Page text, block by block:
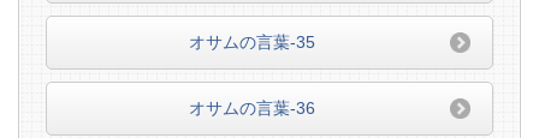
オサムの言葉-35
オサムの言葉-36